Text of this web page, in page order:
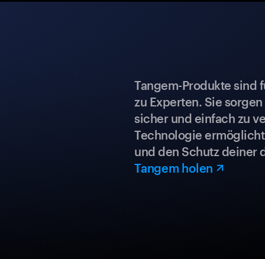
Tangem-Produkte sind
zu Experten. Sie
sicher und einfach zu
Technologie
und den Schutz deiner
Tangem holen